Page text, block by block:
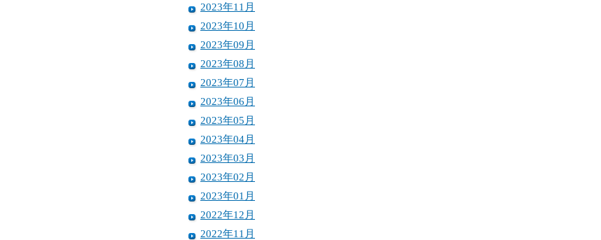
2023年11月
2023年10月
2023年09月
2023年08月
2023年07月
2023年06月
2023年05月
2023年04月
2023年03月
2023年02月
2023年01月
2022年12月
2022年11月